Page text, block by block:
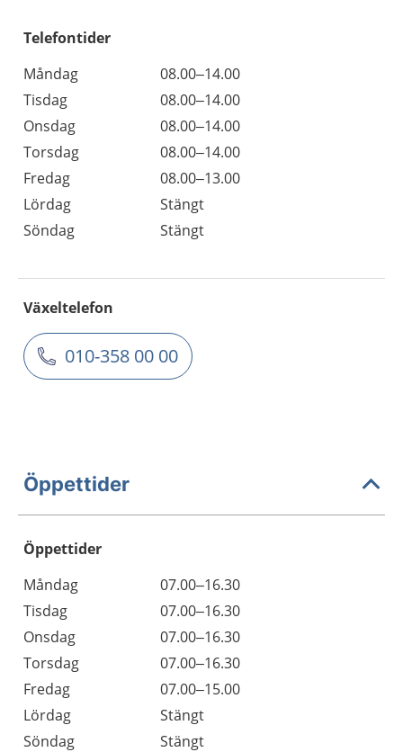
Telefontider
Måndag
08.00–14.00
Tisdag
08.00–14.00
Onsdag
08.00–14.00
Torsdag
08.00–14.00
Fredag
08.00–13.00
Lördag
Stängt
Söndag
Stängt
Växeltelefon
010-358 00 00
Öppettider
Öppettider
Dag
Öppettider
Kommentarer
Måndag
07.00–16.30
Tisdag
07.00–16.30
Onsdag
07.00–16.30
Torsdag
07.00–16.30
Fredag
07.00–15.00
Lördag
Stängt
Söndag
Stängt